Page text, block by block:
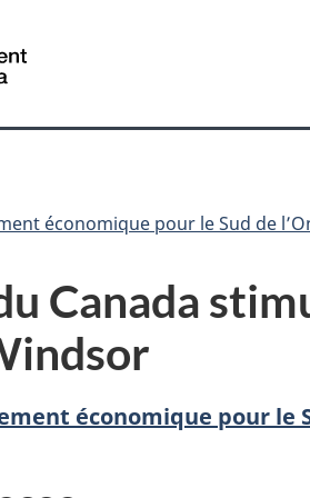
sujet
Canada
économique pour le Sud de
Canada
économique pour le